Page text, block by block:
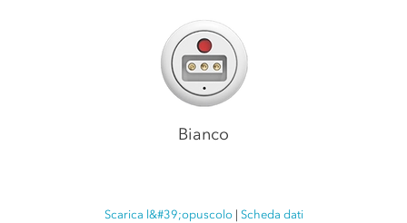
Bianco
Scarica l&#39;opuscolo| Scheda dati